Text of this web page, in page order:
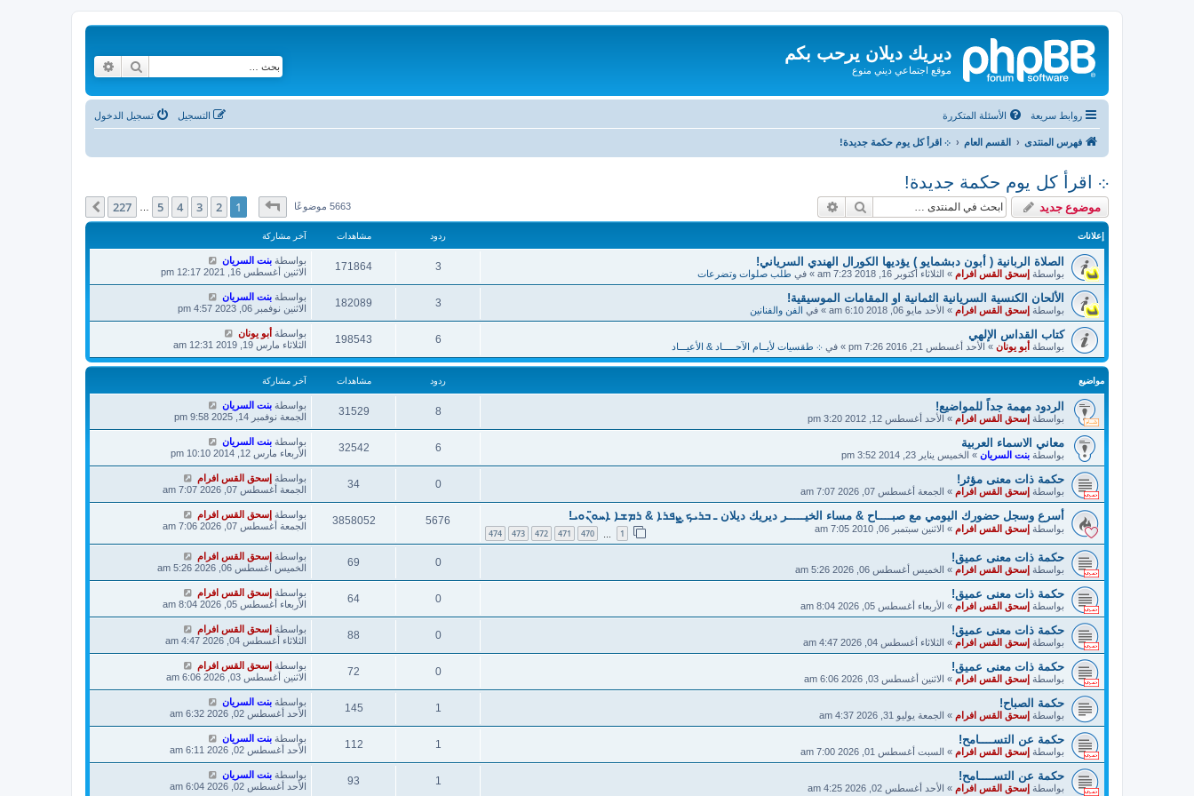
ديريك ديلان يرحب بكم
موقع اجتماعي ديني منوع بحث
روابط سريعة الأسئلة المتكررة تسجيل الدخول التسجيل
فهرس المنتدى القسم العام ܀ اقرأ كل يوم حكمة جديدة!
܀ اقرأ كل يوم حكمة جديدة!
موضوع جديد بحث 5663 موضوعًاصفحة1من 227
1
2
3
4
5
227 التالي
إعلانات ردود مشاهدات آخر مشاركة
الصلاة الربانية ( أبون دبشمايو ) يؤديها الكورال الهندي السرياني!
بواسطة إسحق القس افرام » الثلاثاء أكتوبر 16, 2018 7:23 am » في طلب صلوات وتضرعات
3
171864 بواسطة بنت السريان
الاثنين أغسطس 16, 2021 12:17 pm
الألحان الكنسية السريانية الثمانية او المقامات الموسيقية!
بواسطة إسحق القس افرام » الأحد مايو 06, 2018 6:10 am » في الفن والفنانين
3
182089 بواسطة بنت السريان
الاثنين نوفمبر 06, 2023 4:57 pm
كتاب القداس الإلهي
بواسطة أبو يونان » الأحد أغسطس 21, 2016 7:26 pm » في ܀ طقسيات لأيــام الآحـــــاد & الأعيـــاد
6
198543 بواسطة أبو يونان
الثلاثاء مارس 19, 2019 12:31 am
مواضيع ردود مشاهدات آخر مشاركة
الردود مهمة جداً للمواضيع!
بواسطة إسحق القس افرام » الأحد أغسطس 12, 2012 3:20 pm
8
31529 بواسطة بنت السريان
الجمعة نوفمبر 14, 2025 9:58 pm
معاني الاسماء العربية
بواسطة بنت السريان » الخميس يناير 23, 2014 3:52 pm
6
32542 بواسطة بنت السريان
الأربعاء مارس 12, 2014 10:10 pm
حكمة ذات معنى مؤثر!
بواسطة إسحق القس افرام » الجمعة أغسطس 07, 2026 7:07 am
0
34 بواسطة إسحق القس افرام
الجمعة أغسطس 07, 2026 7:07 am
أسرع وسجل حضورك اليومي مع صبــــاح & مساء الخيـــــر ديريك ديلان ـ ܒܪܝܟ̣ ܨܦܪܐ & ܪܡܫܐ ܐܚܘ̈ܢܘܝ!
بواسطة إسحق القس افرام » الاثنين سبتمبر 06, 2010 7:05 am 1
470
471
472
473
474
5676
3858052 بواسطة إسحق القس افرام
الجمعة أغسطس 07, 2026 7:06 am
حكمة ذات معنى عميق!
بواسطة إسحق القس افرام » الخميس أغسطس 06, 2026 5:26 am
0
69 بواسطة إسحق القس افرام
الخميس أغسطس 06, 2026 5:26 am
حكمة ذات معنى عميق!
بواسطة إسحق القس افرام » الأربعاء أغسطس 05, 2026 8:04 am
0
64 بواسطة إسحق القس افرام
الأربعاء أغسطس 05, 2026 8:04 am
حكمة ذات معنى عميق!
بواسطة إسحق القس افرام » الثلاثاء أغسطس 04, 2026 4:47 am
0
88 بواسطة إسحق القس افرام
الثلاثاء أغسطس 04, 2026 4:47 am
حكمة ذات معنى عميق!
بواسطة إسحق القس افرام » الاثنين أغسطس 03, 2026 6:06 am
0
72 بواسطة إسحق القس افرام
الاثنين أغسطس 03, 2026 6:06 am
حكمة الصباح!
بواسطة إسحق القس افرام » الجمعة يوليو 31, 2026 4:37 am
1
145 بواسطة بنت السريان
الأحد أغسطس 02, 2026 6:32 am
حكمة عن التســــامح!
بواسطة إسحق القس افرام » السبت أغسطس 01, 2026 7:00 am
1
112 بواسطة بنت السريان
الأحد أغسطس 02, 2026 6:11 am
حكمة عن التســــامح!
بواسطة إسحق القس افرام » الأحد أغسطس 02, 2026 4:25 am
1
93 بواسطة بنت السريان
الأحد أغسطس 02, 2026 6:04 am